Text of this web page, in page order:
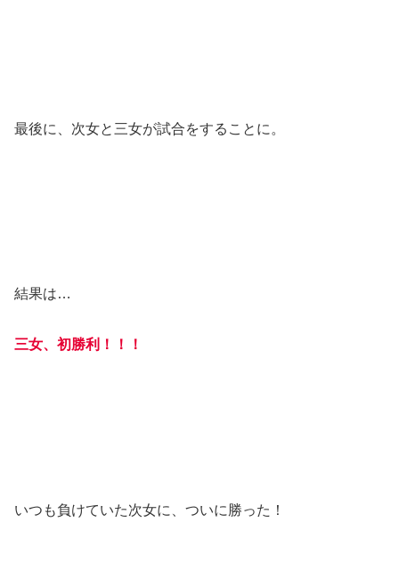
最後に、次女と三女が試合をすることに。
結果は…
三女、初勝利！！！
いつも負けていた次女に、ついに勝った！